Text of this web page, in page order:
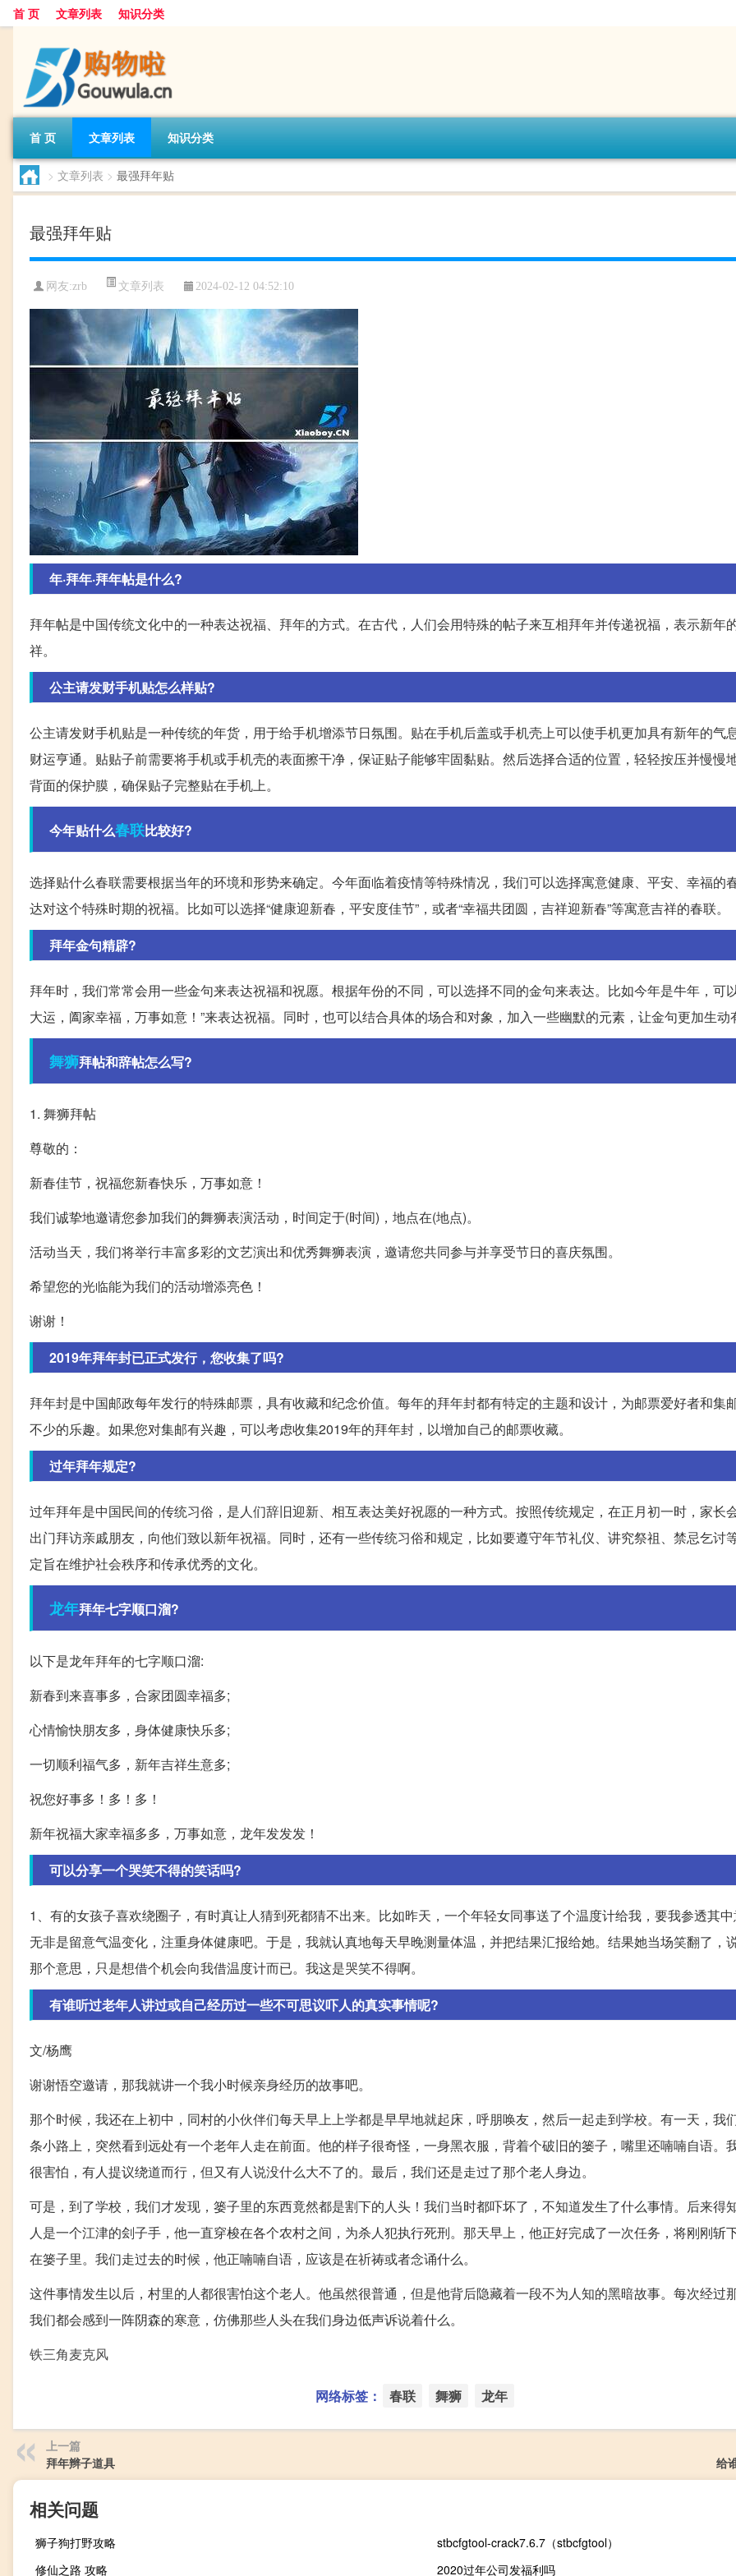
首 页 文章列表 知识分类
首 页 文章列表 知识分类
> 文章列表 > 最强拜年贴
最强拜年贴
网友:zrb 文章列表 2024-02-12 04:52:10
年·拜年·拜年帖是什么?
拜年帖是中国传统文化中的一种表达祝福、拜年的方式。在古代，人们会用特殊的帖子来互相拜年并传递祝福，表示新年
祥。
公主请发财手机贴怎么样贴?
公主请发财手机贴是一种传统的年货，用于给手机增添节日氛围。贴在手机后盖或手机壳上可以使手机更加具有新年的气
财运亨通。贴贴子前需要将手机或手机壳的表面擦干净，保证贴子能够牢固黏贴。然后选择合适的位置，轻轻按压并慢慢
背面的保护膜，确保贴子完整贴在手机上。
今年贴什么春联比较好?
选择贴什么春联需要根据当年的环境和形势来确定。今年面临着疫情等特殊情况，我们可以选择寓意健康、平安、幸福的
达对这个特殊时期的祝福。比如可以选择“健康迎新春，平安度佳节”，或者“幸福共团圆，吉祥迎新春”等寓意吉祥的春联。
拜年金句精辟?
拜年时，我们常常会用一些金句来表达祝福和祝愿。根据年份的不同，可以选择不同的金句来表达。比如今年是牛年，可
大运，阖家幸福，万事如意！”来表达祝福。同时，也可以结合具体的场合和对象，加入一些幽默的元素，让金句更加生动
舞狮拜帖和辞帖怎么写?
1. 舞狮拜帖
尊敬的：
新春佳节，祝福您新春快乐，万事如意！
我们诚挚地邀请您参加我们的舞狮表演活动，时间定于(时间)，地点在(地点)。
活动当天，我们将举行丰富多彩的文艺演出和优秀舞狮表演，邀请您共同参与并享受节日的喜庆氛围。
希望您的光临能为我们的活动增添亮色！
谢谢！
2019年拜年封已正式发行，您收集了吗?
拜年封是中国邮政每年发行的特殊邮票，具有收藏和纪念价值。每年的拜年封都有特定的主题和设计，为邮票爱好者和集
不少的乐趣。如果您对集邮有兴趣，可以考虑收集2019年的拜年封，以增加自己的邮票收藏。
过年拜年规定?
过年拜年是中国民间的传统习俗，是人们辞旧迎新、相互表达美好祝愿的一种方式。按照传统规定，在正月初一时，家长
出门拜访亲戚朋友，向他们致以新年祝福。同时，还有一些传统习俗和规定，比如要遵守年节礼仪、讲究祭祖、禁忌乞讨
定旨在维护社会秩序和传承优秀的文化。
龙年拜年七字顺口溜?
以下是龙年拜年的七字顺口溜:
新春到来喜事多，合家团圆幸福多;
心情愉快朋友多，身体健康快乐多;
一切顺利福气多，新年吉祥生意多;
祝您好事多！多！多！
新年祝福大家幸福多多，万事如意，龙年发发发！
可以分享一个哭笑不得的笑话吗?
1、有的女孩子喜欢绕圈子，有时真让人猜到死都猜不出来。比如昨天，一个年轻女同事送了个温度计给我，要我参透其
无非是留意气温变化，注重身体健康吧。于是，我就认真地每天早晚测量体温，并把结果汇报给她。结果她当场笑翻了，
那个意思，只是想借个机会向我借温度计而已。我这是哭笑不得啊。
有谁听过老年人讲过或自己经历过一些不可思议吓人的真实事情呢?
文/杨鹰
谢谢悟空邀请，那我就讲一个我小时候亲身经历的故事吧。
那个时候，我还在上初中，同村的小伙伴们每天早上上学都是早早地就起床，呼朋唤友，然后一起走到学校。有一天，我
条小路上，突然看到远处有一个老年人走在前面。他的样子很奇怪，一身黑衣服，背着个破旧的篓子，嘴里还喃喃自语。
很害怕，有人提议绕道而行，但又有人说没什么大不了的。最后，我们还是走过了那个老人身边。
可是，到了学校，我们才发现，篓子里的东西竟然都是割下的人头！我们当时都吓坏了，不知道发生了什么事情。后来得
人是一个江津的刽子手，他一直穿梭在各个农村之间，为杀人犯执行死刑。那天早上，他正好完成了一次任务，将刚刚斩
在篓子里。我们走过去的时候，他正喃喃自语，应该是在祈祷或者念诵什么。
这件事情发生以后，村里的人都很害怕这个老人。他虽然很普通，但是他背后隐藏着一段不为人知的黑暗故事。每次经过
我们都会感到一阵阴森的寒意，仿佛那些人头在我们身边低声诉说着什么。
铁三角麦克风
网络标签： 春联 舞狮 龙年
上一篇
拜年辫子道具
给
相关问题
狮子狗打野攻略
stbcfgtool-crack7.6.7（stbcfgtool）
修仙之路 攻略
2020过年公司发福利吗